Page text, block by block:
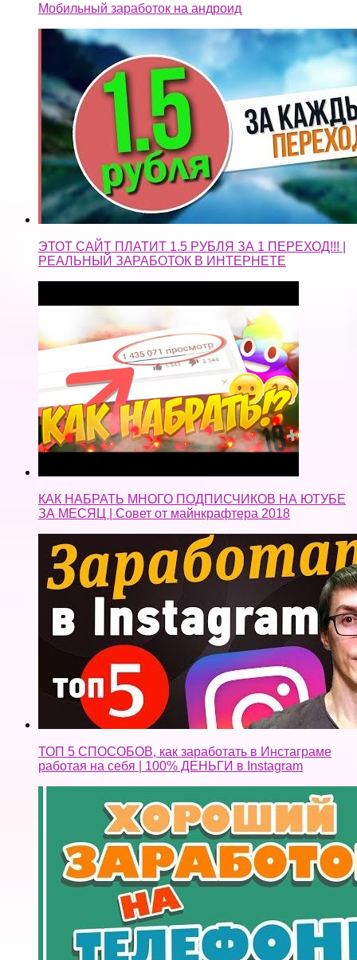
Мобильный заработок на андроид
ЭТОТ САЙТ ПЛАТИТ 1.5 РУБЛЯ ЗА 1 ПЕРЕХОД!!! |
РЕАЛЬНЫЙ ЗАРАБОТОК В ИНТЕРНЕТЕ
КАК НАБРАТЬ МНОГО ПОДПИСЧИКОВ НА ЮТУБЕ
ЗА МЕСЯЦ | Совет от майнкрафтера 2018
ТОП 5 СПОСОБОВ, как заработать в Инстаграме
работая на себя | 100% ДЕНЬГИ в Instagram